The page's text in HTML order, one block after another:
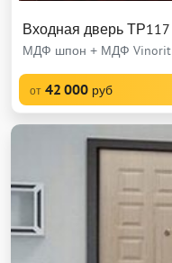
Входная дверь ТР117
МДФ шпон + МДФ Vinorit
от 42 000 руб